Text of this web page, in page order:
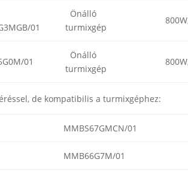
01
Önálló
turmixgép
01
Önálló
turmixgép
de kompatibilis a turmixgéphez:
MMBS67GMCN/01
MMB66G7M/01